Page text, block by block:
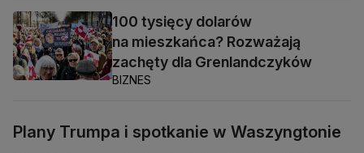
100 tysięcy dolarów
na mieszkańca? Rozważają
zachęty dla Grenlandczyków
BIZNES
Plany Trumpa i spotkanie w Waszyngtonie